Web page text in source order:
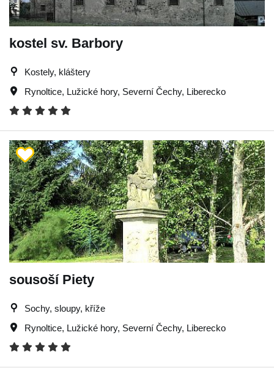
kostel sv. Barbory
Kostely, kláštery
Rynoltice, Lužické hory, Severní Čechy, Liberecko
sousoší Piety
Sochy, sloupy, kříže
Rynoltice, Lužické hory, Severní Čechy, Liberecko